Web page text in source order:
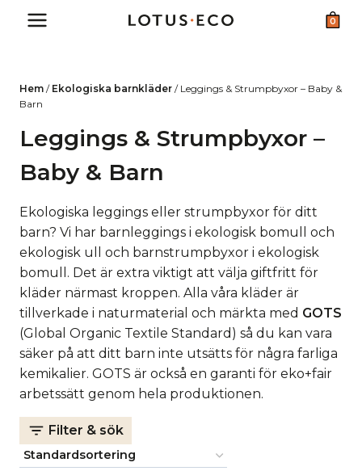
0
Hem / Ekologiska barnkläder / Leggings & Strumpbyxor – Baby &
Barn
Leggings & Strumpbyxor –
Baby & Barn
Ekologiska leggings eller strumpbyxor för ditt
barn? Vi har barnleggings i ekologisk bomull och
ekologisk ull och barnstrumpbyxor i ekologisk
bomull. Det är extra viktigt att välja giftfritt för
kläder närmast kroppen. Alla våra kläder är
tillverkade i naturmaterial och märkta med GOTS
(Global Organic Textile Standard) så du kan vara
säker på att ditt barn inte utsätts för några farliga
kemikalier. GOTS är också en garanti för eko+fair
arbetssätt genom hela produktionen.
Filter & sök